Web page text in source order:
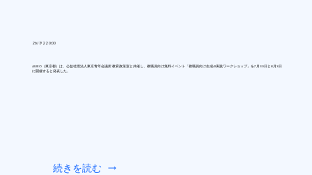
26/7/22 0:00
AIUEO（東京都）は、公益社団法人東京青年会議所 教育政策室と共催し、教職員向け無料イベント「教職員向け生成AI実践ワークショップ」を7月30日と8月3日
に開催すると発表した。
続きを読む